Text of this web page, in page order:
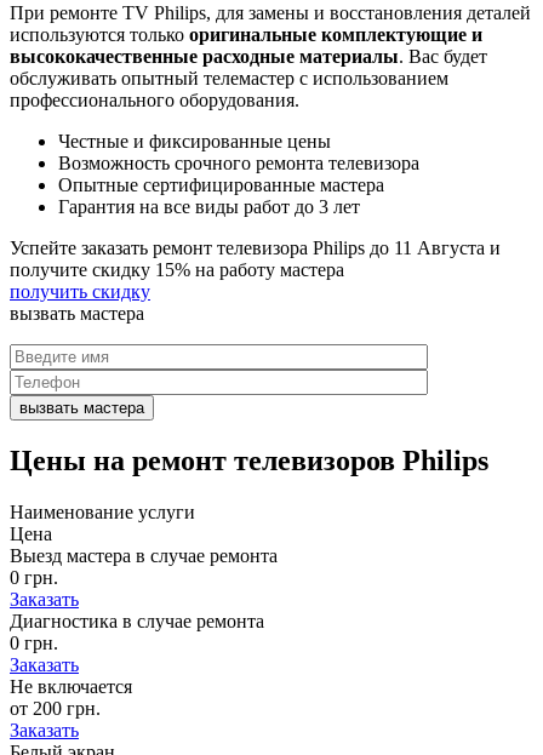
При ремонте TV Philips, для замены и восстановления деталей
используются только оригинальные комплектующие и
высококачественные расходные материалы. Вас будет
обслуживать опытный телемастер с использованием
профессионального оборудования.
Честные и фиксированные цены
Возможность срочного ремонта телевизора
Опытные сертифицированные мастера
Гарантия на все виды работ до 3 лет
Успейте заказать ремонт телевизора Philips до 11 Августа и
получите скидку 15% на работу мастера
получить скидку
вызвать мастера
Цены на ремонт телевизоров Philips
Наименование услуги
Цена
Выезд мастера в случае ремонта
0 грн.
Заказать
Диагностика в случае ремонта
0 грн.
Заказать
Не включается
от 200 грн.
Заказать